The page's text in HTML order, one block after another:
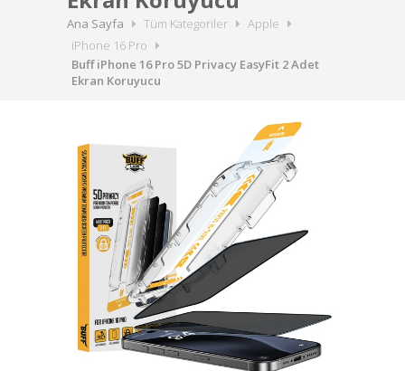
Ana Sayfa Tüm Kategoriler
Apple
iPhone 16 Pro
Buff iPhone 16 Pro 5D Privacy EasyFit 2 Adet
Ekran Koruyucu